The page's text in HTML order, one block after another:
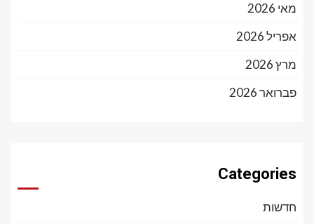
מאי 2026
אפריל 2026
מרץ 2026
פברואר 2026
Categories
חדשות